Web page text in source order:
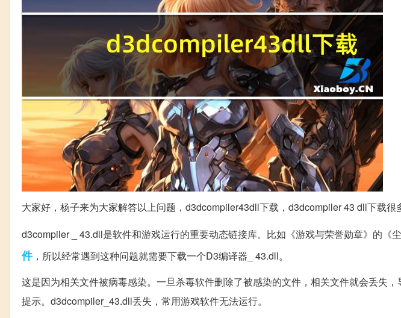
大家好，杨子来为大家解答以上问题，d3dcompiler43dll下载，d3dcompiler 43 dll下载很
d3compiler _ 43.dll是软件和游戏运行的重要动态链接库。比如《游戏与荣誉勋章》的《
件，所以经常遇到这种问题就需要下载一个D3编译器_ 43.dll。
这是因为相关文件被病毒感染。一旦杀毒软件删除了被感染的文件，相关文件就会丢失
提示。d3dcompiler_43.dll丢失，常用游戏软件无法运行。